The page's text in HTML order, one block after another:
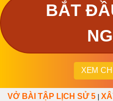
BẮT
XEM
VỞ BÀI TẬP LỊCH SỬ 5